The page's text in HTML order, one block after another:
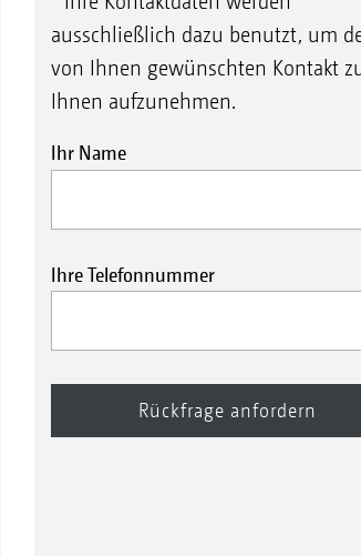
ausschließlich dazu benutzt, um
von Ihnen gewünschten Kontakt
Ihnen aufzunehmen.
Ihr Name
Ihre Telefonnummer